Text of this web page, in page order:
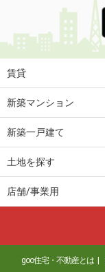
賃貸
新築マンション
新築一戸建て
土地を探す
店舗/事業用
goo住宅・不動産とは